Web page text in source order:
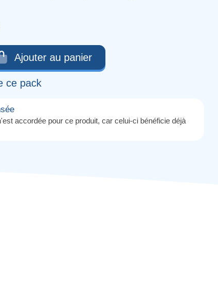
Ajouter au panier
ce pack
accordée pour ce produit, car celui-ci bénéficie déjà